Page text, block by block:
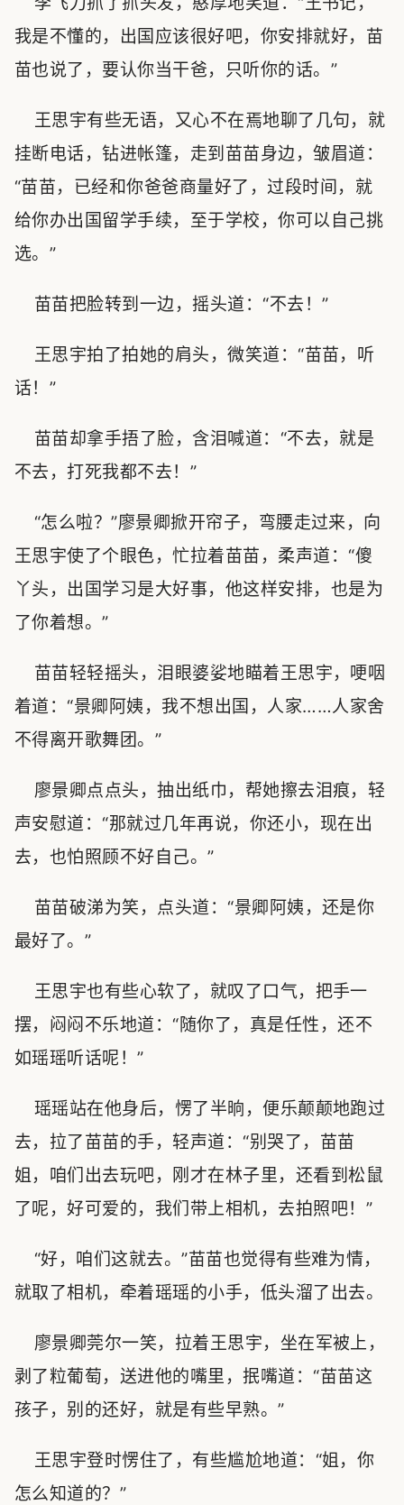
我是不懂的，出国应该很好吧，你安排就好，苗
苗也说了，要认你当干爸，只听你的话。”
王思宇有些无语，又心不在焉地聊了几句，就
挂断电话，钻进帐篷，走到苗苗身边，皱眉道：
“苗苗，已经和你爸爸商量好了，过段时间，就
给你办出国留学手续，至于学校，你可以自己挑
选。”
苗苗把脸转到一边，摇头道：“不去！”
王思宇拍了拍她的肩头，微笑道：“苗苗，听
话！”
苗苗却拿手捂了脸，含泪喊道：“不去，就是
不去，打死我都不去！”
“怎么啦？”廖景卿掀开帘子，弯腰走过来，向
王思宇使了个眼色，忙拉着苗苗，柔声道：“傻
丫头，出国学习是大好事，他这样安排，也是为
了你着想。”
苗苗轻轻摇头，泪眼婆娑地瞄着王思宇，哽咽
着道：“景卿阿姨，我不想出国，人家……人家舍
不得离开歌舞团。”
廖景卿点点头，抽出纸巾，帮她擦去泪痕，轻
声安慰道：“那就过几年再说，你还小，现在出
去，也怕照顾不好自己。”
苗苗破涕为笑，点头道：“景卿阿姨，还是你
最好了。”
王思宇也有些心软了，就叹了口气，把手一
摆，闷闷不乐地道：“随你了，真是任性，还不
如瑶瑶听话呢！”
瑶瑶站在他身后，愣了半晌，便乐颠颠地跑过
去，拉了苗苗的手，轻声道：“别哭了，苗苗
姐，咱们出去玩吧，刚才在林子里，还看到松鼠
了呢，好可爱的，我们带上相机，去拍照吧！”
“好，咱们这就去。”苗苗也觉得有些难为情，
就取了相机，牵着瑶瑶的小手，低头溜了出去。
廖景卿莞尔一笑，拉着王思宇，坐在军被上，
剥了粒葡萄，送进他的嘴里，抿嘴道：“苗苗这
孩子，别的还好，就是有些早熟。”
王思宇登时愣住了，有些尴尬地道：“姐，你
怎么知道的？”